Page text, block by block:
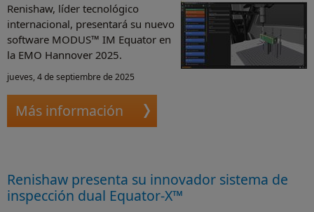
Renishaw, líder tecnológico
internacional, presentará su nuevo
software MODUS™ IM Equator en
la EMO Hannover 2025.
jueves, 4 de septiembre de 2025
Más información
Renishaw presenta su innovador sistema de
inspección dual Equator-X™